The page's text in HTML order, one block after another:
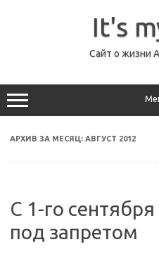
It's
Сайт о жизни
АРХИВ ЗА МЕСЯЦ: АВГУСТ 2012
С 1-го
под запретом